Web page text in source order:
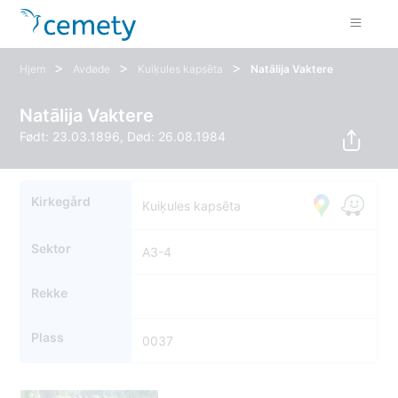
Hjem > Avdøde > Kuiķules kapsēta > Natālija Vaktere
Natālija Vaktere
Født: 23.03.1896, Død: 26.08.1984
Kirkegård Kuiķules kapsēta
Sektor A3-4
Rekke
Plass 0037